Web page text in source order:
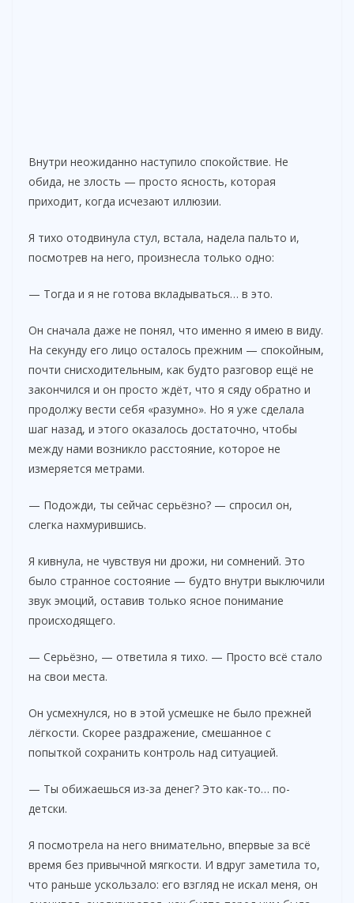
Внутри неожиданно наступило спокойствие. Не
обида, не злость — просто ясность, которая
приходит, когда исчезают иллюзии.
Я тихо отодвинула стул, встала, надела пальто и,
посмотрев на него, произнесла только одно:
— Тогда и я не готова вкладываться… в это.
Он сначала даже не понял, что именно я имею в виду.
На секунду его лицо осталось прежним — спокойным,
почти снисходительным, как будто разговор ещё не
закончился и он просто ждёт, что я сяду обратно и
продолжу вести себя «разумно». Но я уже сделала
шаг назад, и этого оказалось достаточно, чтобы
между нами возникло расстояние, которое не
измеряется метрами.
— Подожди, ты сейчас серьёзно? — спросил он,
слегка нахмурившись.
Я кивнула, не чувствуя ни дрожи, ни сомнений. Это
было странное состояние — будто внутри выключили
звук эмоций, оставив только ясное понимание
происходящего.
— Серьёзно, — ответила я тихо. — Просто всё стало
на свои места.
Он усмехнулся, но в этой усмешке не было прежней
лёгкости. Скорее раздражение, смешанное с
попыткой сохранить контроль над ситуацией.
— Ты обижаешься из-за денег? Это как-то… по-
детски.
Я посмотрела на него внимательно, впервые за всё
время без привычной мягкости. И вдруг заметила то,
что раньше ускользало: его взгляд не искал меня, он